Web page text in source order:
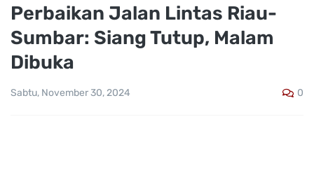
Perbaikan Jalan Lintas Riau-
Sumbar: Siang Tutup, Malam
Dibuka
Sabtu, November 30, 2024 0